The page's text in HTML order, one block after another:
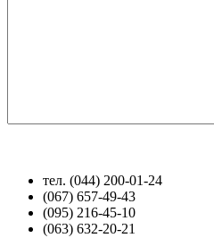
тел. (044) 200-01-24
(067) 657-49-43
(095) 216-45-10
(063) 632-20-21